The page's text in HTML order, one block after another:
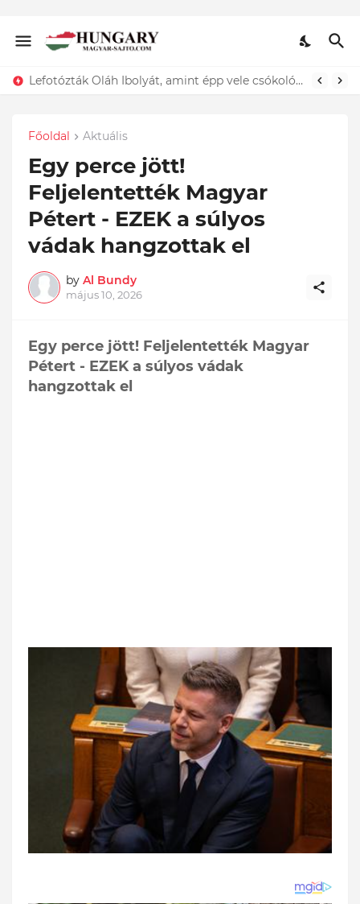
Lefotózták Oláh Ibolyát, amint épp vele csókolózik - EZT nem hiszed el, kinek a karjában kötött ki...ÍME
Főoldal Aktuális
Egy perce jött!
Feljelentették Magyar
Pétert - EZEK a súlyos
vádak hangzottak el
by Al Bundy
május 10, 2026
Egy perce jött! Feljelentették Magyar
Pétert - EZEK a súlyos vádak
hangzottak el